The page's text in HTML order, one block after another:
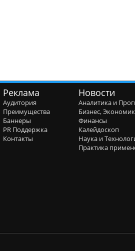
Реклама
Аудитория
Преимущества
Баннеры
PR Поддержка
Контакты
Новости
Аналитика и
Бизнес,
Финансы
Калейдоскоп
Наука и
Практика